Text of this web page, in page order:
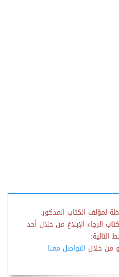
لمؤلف الكتاب المذكور.
الرجاء الإبلاغ من خلال أحد
التالية:
من خلال التواصل معنا